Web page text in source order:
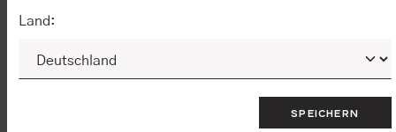
Land:
SPEICHERN